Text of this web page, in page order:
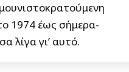
1974 έως σήμερα-
λίγα γι’ αυτό.